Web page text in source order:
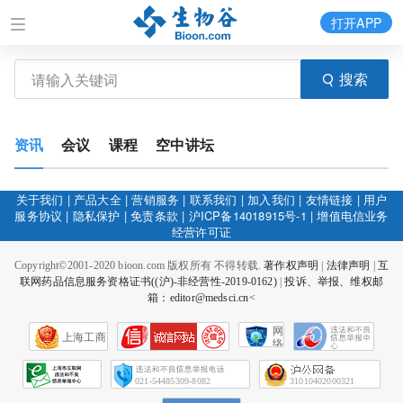
搜索
打开APP
资讯 会议 课程 空中讲坛
关于我们 | 产品大全|营销服务 | 联系我们 | 加入我们 | 友情链接 | 用户
服务协议 | 隐私保护 |免责条款 | 沪ICP备14018915号-1 |增值电信业务
经营许可证
Copyright©2001-2020 bioon.com 版权所有 不得转载.著作权声明 法律声明
互
联网药品信息服务资格证书((沪)-非经营性-2019-0162)|投诉、举报、维权邮
箱：editor@medsci.cn<
上海工商
网
络
会
征
021-54485309-8082 31010402000321